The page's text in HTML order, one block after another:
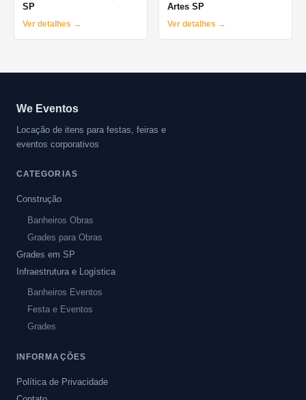
SP
Ver detalhes →
Artes SP
Ver detalhes →
We Eventos
Locação de itens para festas, feiras e
eventos corporativos
CATEGORIAS
Construção
Banheiros Obras
Grades para Obras
Grades em SP
Infraestrutura e Logística
Banheiros Eventos
Festa e Eventos
Grades
INFORMAÇÕES
Política de Privacidade